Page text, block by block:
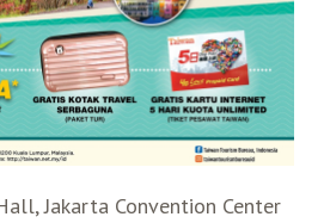
Timur
Tengah
Selatan
Jakarta Convention Center